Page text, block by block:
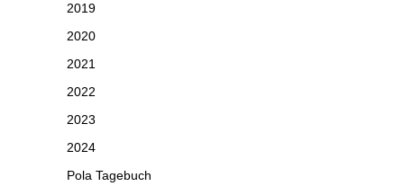
2019
2020
2021
2022
2023
2024
Pola Tagebuch